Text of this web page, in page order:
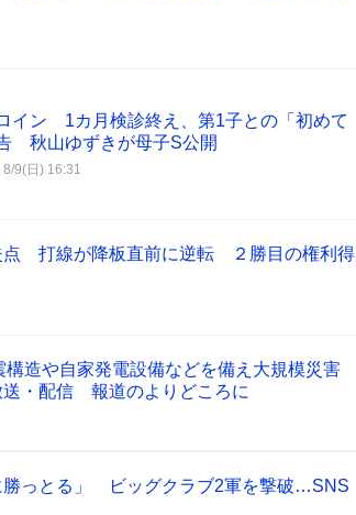
イン 1カ月検診終え、第1子との「初めて
秋山ゆずきが母子S公開
8/9(日) 16:31
点 打線が降板直前に逆転 ２勝目の権利得
造や自家発電設備などを備え大規模災害
送・配信 報道のよりどころに
勝っとる」 ビッグクラブ2軍を撃破…SNS